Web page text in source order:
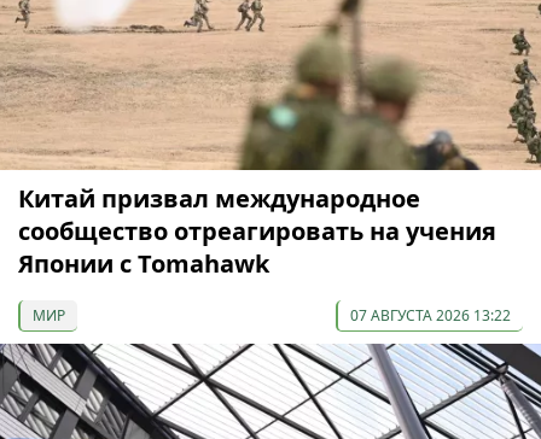
Китай призвал международное
сообщество отреагировать на учения
Японии с Tomahawk
МИР 07 АВГУСТА 2026 13:22